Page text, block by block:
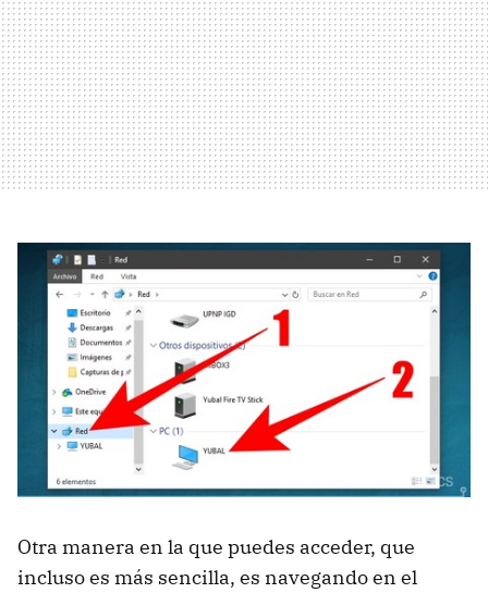
Otra manera en la que puedes acceder, que
incluso es más sencilla, es navegando en el